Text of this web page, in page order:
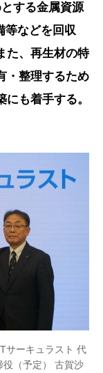
する金属資源
等などを回収
た、再生材の特
・整理するため
も着手する。
サーキュラスト 代
（予定） 古賀沙